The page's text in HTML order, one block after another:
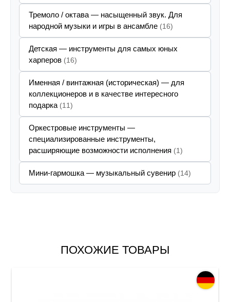
Тремоло / октава — насыщенный звук. Для
народной музыки и игры в ансамбле (16)
Детская — инструменты для самых юных
харперов (16)
Именная / винтажная (историческая) — для
коллекционеров и в качестве интересного
подарка (11)
Оркестровые инструменты —
специализированные инструменты,
расширяющие возможности исполнения (1)
Мини-гармошка — музыкальный сувенир (14)
ПОХОЖИЕ ТОВАРЫ